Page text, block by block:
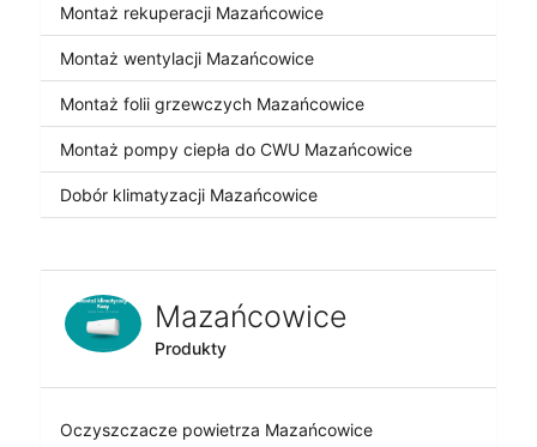
Montaż rekuperacji Mazańcowice
Montaż wentylacji Mazańcowice
Montaż folii grzewczych Mazańcowice
Montaż pompy ciepła do CWU Mazańcowice
Dobór klimatyzacji Mazańcowice
Mazańcowice
Produkty
Oczyszczacze powietrza Mazańcowice